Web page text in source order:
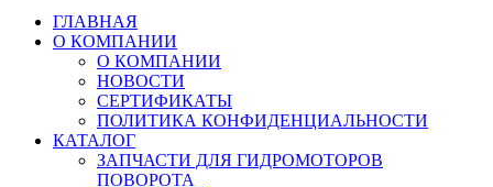
ГЛАВНАЯ
О КОМПАНИИ
О КОМПАНИИ
НОВОСТИ
СЕРТИФИКАТЫ
ПОЛИТИКА КОНФИДЕНЦИАЛЬНОСТИ
КАТАЛОГ
ЗАПЧАСТИ ДЛЯ ГИДРОМОТОРОВ
ПОВОРОТА